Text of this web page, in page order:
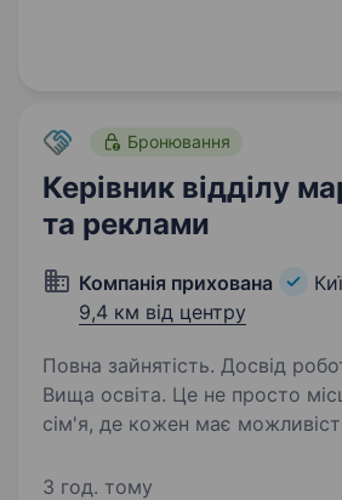
сільськогосподарських
польових…
Бронювання
Керівник відділу
та реклами
Компанія прихована
9,4 км від центру
Повна зайнятість. Досвід
Вища освіта. Це не просто місце роботи, це
сім'я, де кожен має
свої лідерські та креативні
3 год. тому